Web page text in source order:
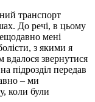
транспорт
До речі, в цьому
мені
з якими я
вдалося звернутися
підрозділ передав
– ми
коли були